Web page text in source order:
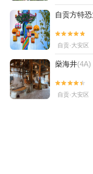
自贡方特


自贡·大安区
燊海井(4A)


自贡·大安区